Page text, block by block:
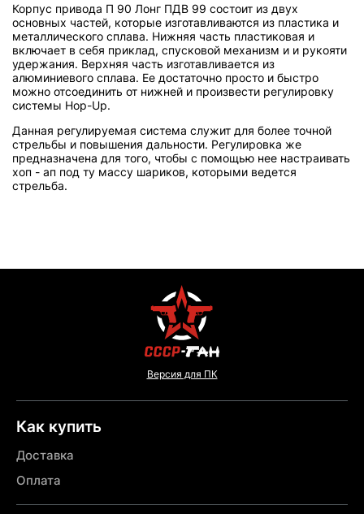
Корпус привода П 90 Лонг ПДВ 99 состоит из двух
основных частей, которые изготавливаются из пластика и
металлического сплава. Нижняя часть пластиковая и
включает в себя приклад, спусковой механизм и и рукояти
удержания. Верхняя часть изготавливается из
алюминиевого сплава. Ее достаточно просто и быстро
можно отсоединить от нижней и произвести регулировку
системы Hop-Up.
Данная регулируемая система служит для более точной
стрельбы и повышения дальности. Регулировка же
предназначена для того, чтобы с помощью нее настраивать
хоп - ап под ту массу шариков, которыми ведется
стрельба.
Версия для ПК
Как купить
Доставка
Оплата